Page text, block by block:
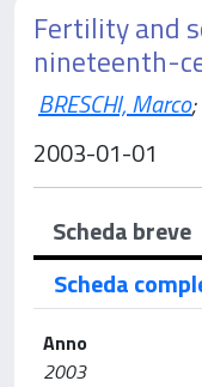
Fertility and
nineteenth-
BRESCHI, Marco;
2003-01-01
Scheda breve
Scheda
Anno
2003